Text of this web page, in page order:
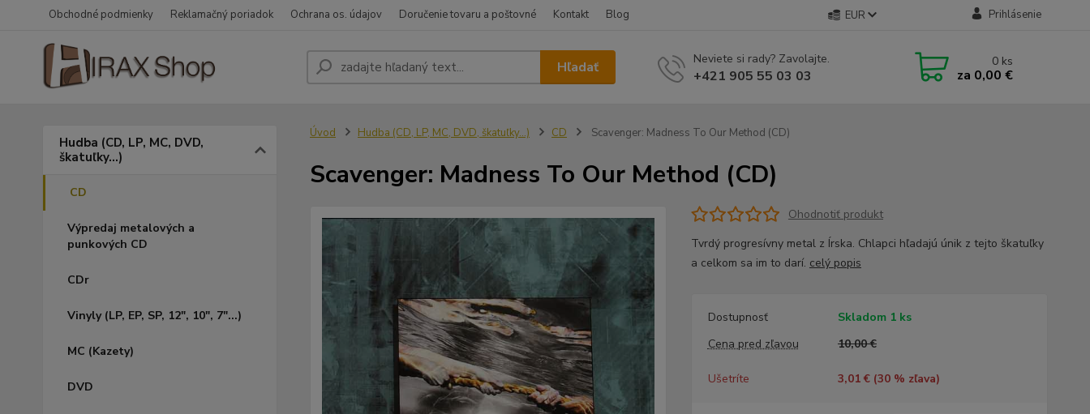
Obchodné podmienky Reklamačný poriadok Ochrana os. údajov Doručenie tovaru a poštovné Kontakt Blog EUR Prihlásenie
Hľadať Neviete si rady? Zavolajte.
+421 905 55 03 03
0 ks
za 0,00 €
Hudba (CD, LP, MC, DVD,
škatuľky...)
CD
Výpredaj metalových a
punkových CD
CDr
Vinyly (LP, EP, SP, 12", 10", 7"...)
MC (Kazety)
DVD
Úvod Hudba (CD, LP, MC, DVD, škatuľky...) CD Scavenger: Madness To Our Method (CD)
Scavenger: Madness To Our Method (CD)
Ohodnotiť produkt
Tvrdý progresívny metal z Írska. Chlapci hľadajú únik z tejto škatuľky
a celkom sa im to darí. celý popis
Dostupnosť
Skladom 1 ks
Cena pred zľavou
10,00 €
Ušetríte 3,01 € (30% zľava)